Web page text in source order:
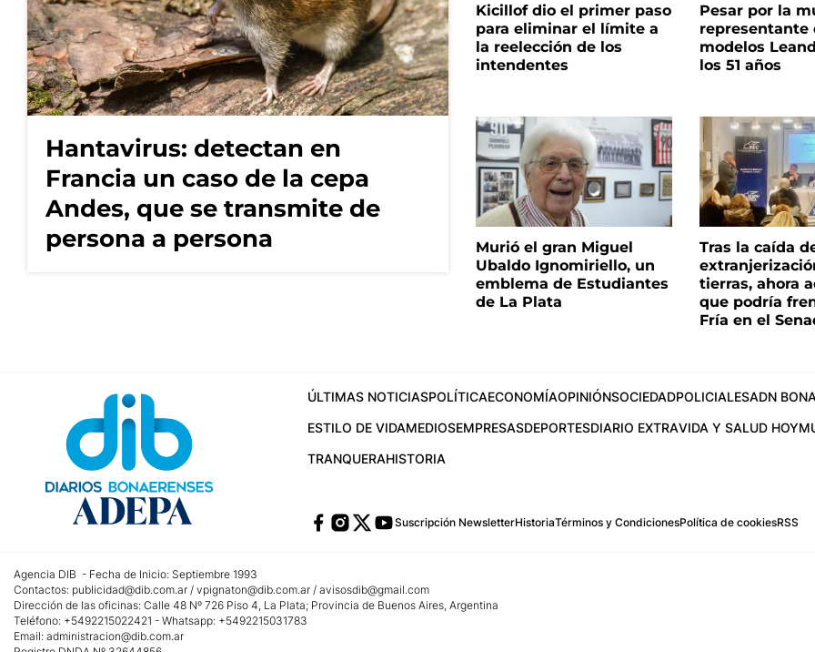
Hantavirus: detectan en
Francia un caso de la cepa
Andes, que se transmite de
persona a persona
Kicillof dio el primer paso
para eliminar el límite a
la reelección de los
intendentes
Pesar por la
representante
modelos
los 51 años
Murió el gran Miguel
Ubaldo Ignomiriello, un
emblema de Estudiantes
de La Plata
Tras la caída
tierras, ahora
que podría
Fría en el
ÚLTIMAS NOTICIASPOLÍTICAECONOMÍAOPINIÓNSOCIEDADPOLICIALESADN
ESTILO DE VIDAMEDIOSEMPRESASDEPORTESDIARIO EXTRAVIDA Y SALUD HOY
TRANQUERAHISTORIA
Suscripción NewsletterHistoriaTérminos y CondicionesPolítica de cookiesRSS
Agencia DIB - Fecha de Inicio: Septiembre 1993
Contactos: publicidad@dib.com.ar / vpignaton@dib.com.ar / avisosdib@gmail.com
Dirección de las oficinas: Calle 48 Nº 726 Piso 4, La Plata; Provincia de Buenos Aires, Argentina
Teléfono: +5492215022421 - Whatsapp: +5492215031783
Email: administracion@dib.com.ar